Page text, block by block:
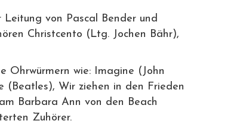
von Pascal Bender und
Christcento (Ltg. Jochen Bähr),
Ohrwürmern wie: Imagine (John
(Beatles), Wir ziehen in den Frieden
Barbara Ann von den Beach
Zuhörer.